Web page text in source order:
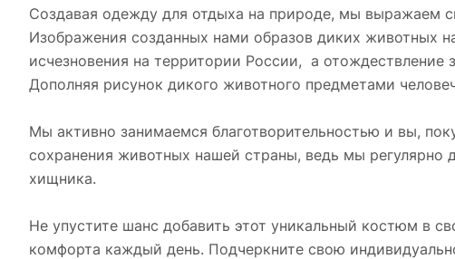
Создавая одежду для отдыха на природе, мы выражаем
Изображения созданных нами образов диких животных
исчезновения на территории России, а
Дополняя рисунок дикого животного предметами
Мы активно занимаемся благотворительностью и вы,
сохранения животных нашей страны, ведь мы
хищника.
Не упустите шанс добавить этот уникальный костюм в
комфорта каждый день. Подчеркните свою